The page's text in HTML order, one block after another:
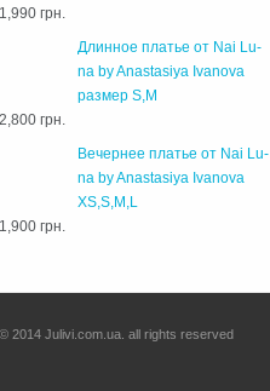
1,990 грн.
Длинное платье от Nai Lu-
na by Anastasiya Ivanova
размер S,M
2,800 грн.
Вечернее платье от Nai Lu-
na by Anastasiya Ivanova
XS,S,M,L
1,900 грн.
© 2014 Julivi.com.ua. all rights reserved